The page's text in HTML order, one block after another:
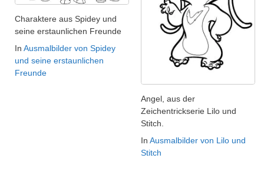
Charaktere aus Spidey und
seine erstaunlichen Freunde
In Ausmalbilder von Spidey
und seine erstaunlichen
Freunde
Angel, aus der
Zeichentrickserie Lilo und
Stitch.
In Ausmalbilder von Lilo und
Stitch